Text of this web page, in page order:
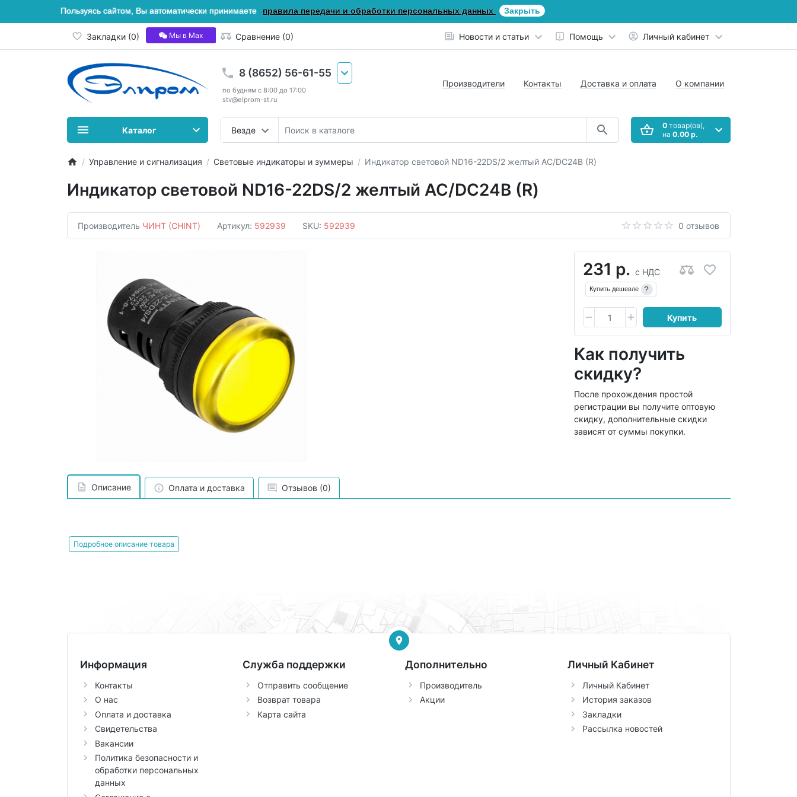
Пользуясь сайтом, Вы автоматически принимаете правила передачи и обработки персональных данных Закрыть
Закладки (0) Мы в Мах Сравнение (0) Новости и статьи Помощь Личный кабинет
8 (8652) 56-61-55
по будням с 8:00 до 17:00
stv@elprom-st.ru
Везде
Производители Контакты Доставка и оплата О компании
0товар(ов),
на 0.00 р.
Каталог
Управление и сигнализация Световые индикаторы и зуммеры Индикатор световой ND16-22DS/2 желтый AC/DC24В (R)
Индикатор световой ND16-22DS/2 желтый AC/DC24В (R)
Производитель ЧИНТ (CHINT) Артикул: 592939 SKU: 592939 0 отзывов
231 р. с НДС
Купить дешевле ?
Купить
Как получить
скидку?
После прохождения простой
регистрации вы получите оптовую
скидку, дополнительные скидки
зависят от суммы покупки.
Описание Оплата и доставка Отзывов (0)
Подробное описание товара
Информация
Контакты
О нас
Оплата и доставка
Свидетельства
Вакансии
Политика безопасности и
обработки персональных
данных
Служба поддержки
Отправить сообщение
Возврат товара
Карта сайта
Дополнительно
Производитель
Акции
Личный Кабинет
Личный Кабинет
История заказов
Закладки
Рассылка новостей